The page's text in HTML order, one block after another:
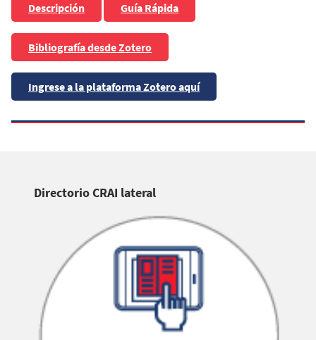
Descripción Guía Rápida
Bibliografía desde Zotero
Ingrese a la plataforma Zotero aquí
Directorio CRAI lateral